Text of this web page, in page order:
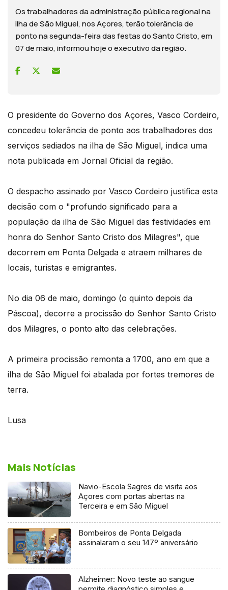
Os trabalhadores da administração pública regional na
ilha de São Miguel, nos Açores, terão tolerância de
ponto na segunda-feira das festas do Santo Cristo, em
07 de maio, informou hoje o executivo da região.
O presidente do Governo dos Açores, Vasco Cordeiro,
concedeu tolerância de ponto aos trabalhadores dos
serviços sediados na ilha de São Miguel, indica uma
nota publicada em Jornal Oficial da região.
O despacho assinado por Vasco Cordeiro justifica esta
decisão com o "profundo significado para a
população da ilha de São Miguel das festividades em
honra do Senhor Santo Cristo dos Milagres", que
decorrem em Ponta Delgada e atraem milhares de
locais, turistas e emigrantes.
No dia 06 de maio, domingo (o quinto depois da
Páscoa), decorre a procissão do Senhor Santo Cristo
dos Milagres, o ponto alto das celebrações.
A primeira procissão remonta a 1700, ano em que a
ilha de São Miguel foi abalada por fortes tremores de
terra.
Lusa
Mais Notícias
Navio-Escola Sagres de visita aos
Açores com portas abertas na
Terceira e em São Miguel
Bombeiros de Ponta Delgada
assinalaram o seu 147º aniversário
Alzheimer: Novo teste ao sangue